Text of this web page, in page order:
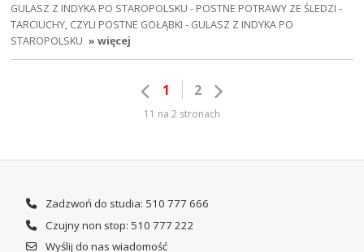
GULASZ Z INDYKA PO STAROPOLSKU - POSTNE POTRAWY ZE ŚLEDZI -
TARCIUCHY, CZYLI POSTNE GOŁĄBKI - GULASZ Z INDYKA PO
STAROPOLSKU » więcej
1 2
11 na 2 stronach
Zadzwoń do studia: 510 777 666
Czujny non stop: 510 777 222
Wyślij do nas wiadomość